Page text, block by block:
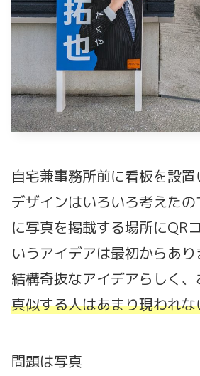
自宅兼事務所前に看板を設
デザインはいろいろ考えた
に写真を掲載する場所にQR
いうアイデアは最初からあり
結構奇抜なアイデアらしく、
真似する人はあまり現われな
問題は写真